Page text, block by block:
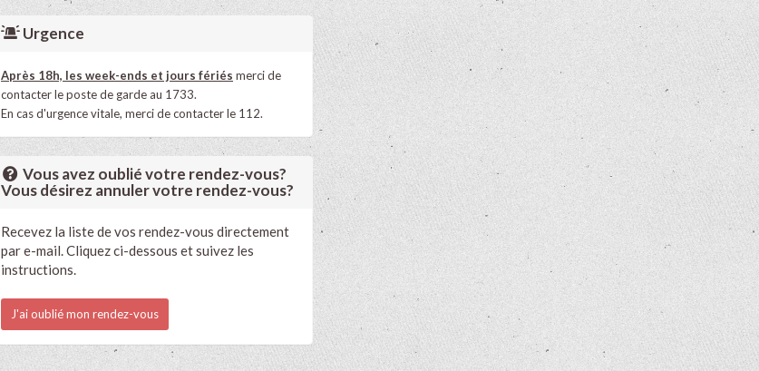
Urgence
Après 18h, les week-ends et jours fériés merci de
contacter le poste de garde au 1733.
En cas d'urgence vitale, merci de contacter le 112.
Vous avez oublié votre rendez-vous?
Vous désirez annuler votre rendez-vous?
Recevez la liste de vos rendez-vous directement
par e-mail. Cliquez ci-dessous et suivez les
instructions.
J'ai oublié mon rendez-vous